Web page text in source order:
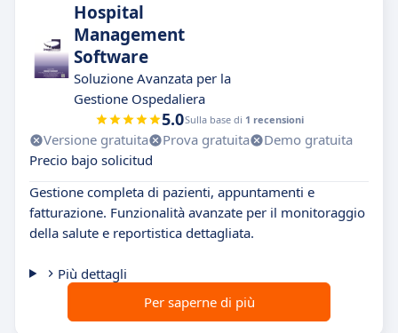
Hospital
Management
Software
Soluzione Avanzata per la
Gestione Ospedaliera
5.0Sulla base di 1 recensioni
Versione gratuita Prova gratuita
Demo gratuita
Precio bajo solicitud
Gestione completa di pazienti, appuntamenti e
fatturazione. Funzionalità avanzate per il monitoraggio
della salute e reportistica dettagliata.
Più dettagli
Per saperne di più